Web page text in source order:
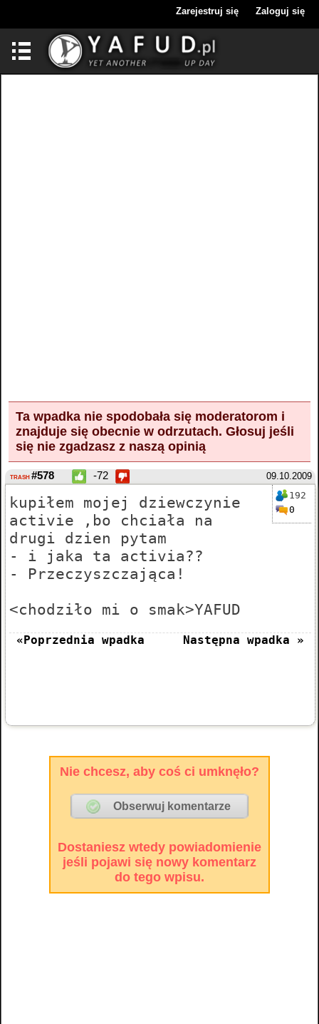
Zarejestruj się Zaloguj się
Ta wpadka nie spodobała się moderatorom i
znajduje się obecnie w odrzutach. Głosuj jeśli
się nie zgadzasz z naszą opinią
09.10.2009
TRASH #578 -72
192
0
kupiłem mojej dziewczynie
activie ,bo chciała na
drugi dzien pytam
- i jaka ta activia??
- Przeczyszczająca!
<chodziło mi o smak>YAFUD
«Poprzednia wpadka Następna wpadka »
Nie chcesz, aby coś ci umknęło?
Dostaniesz wtedy powiadomienie
jeśli pojawi się nowy komentarz
do tego wpisu.